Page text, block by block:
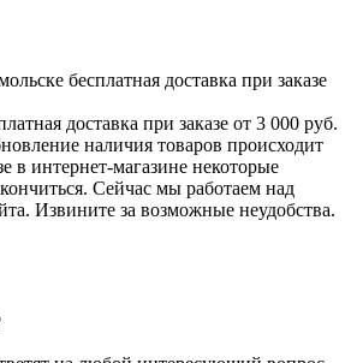
бесплатная доставка при заказе
доставка при заказе от 3 000 руб.
наличия товаров происходит
в интернет-магазине некоторые
Сейчас мы работаем над
Извините за возможные неудобства.